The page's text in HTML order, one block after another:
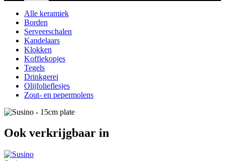
Alle keramiek
Borden
Serveerschalen
Kandelaars
Klokken
Koffiekopjes
Tegels
Drinkgerei
Olijfolieflesjes
Zout- en pepermolens
Ook verkrijgbaar in